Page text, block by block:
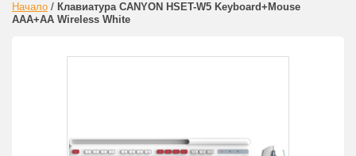
Начало / Клавиатура CANYON HSET-W5 Keyboard+Mouse
AAA+AA Wireless White